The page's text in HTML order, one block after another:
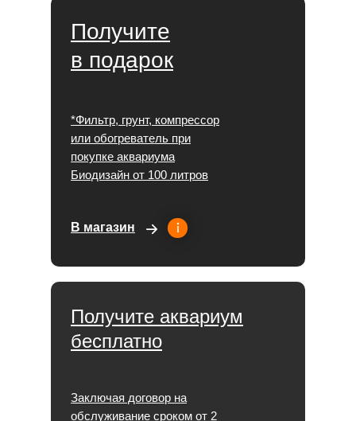
Получите аквариум
бесплатно
Заключая договор на
обслуживание сроком от 2
Получите
в подарок
В магазин
*Фильтр, грунт, компрессор
или обогреватель при
покупке аквариума
Биодизайн от 100 литров